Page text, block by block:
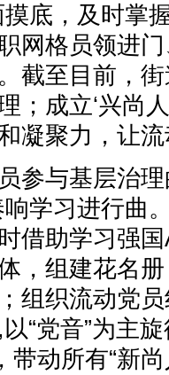
底，及时掌
网格员领进
截至目前，
；成立‘兴尚
凝聚力，让
与基层治理
响学习进行
借助学习强
，组建花名
组织流动党
“党音”为主
带动所有“新